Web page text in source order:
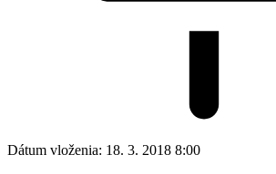
Dátum vloženia: 18. 3. 2018 8:00